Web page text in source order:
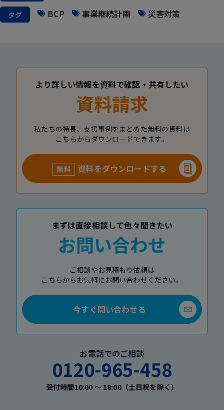
タグ BCP 事業継続計画 災害対策
より詳しい情報を資料で確認・共有したい
資料請求
私たちの特長、支援事例をまとめた無料の資料は
こちらからダウンロードできます。
無料 資料をダウンロードする
まずは直接相談して色々聞きたい
お問い合わせ
ご相談やお見積もり依頼は
こちらからお気軽にお問い合わせください。
今すぐ問い合わせる
お電話でのご相談
0120-965-458
受付時間10:00 〜 18:00（土日祝を除く）